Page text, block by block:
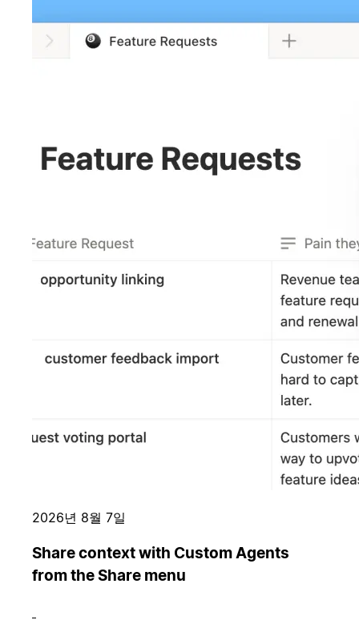
2026년 8월 7일
Share context with Custom Agents
from the Share menu